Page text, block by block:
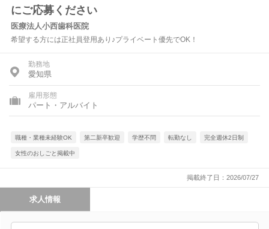
にご応募ください
医療法人小西歯科医院
希望する方には正社員登用あり♪プライベート優先でOK！
勤務地
愛知県
雇用形態
パート・アルバイト
職種・業種未経験OK 第二新卒歓迎 学歴不問 転勤なし 完全週休2日制
女性のおしごと掲載中
掲載終了日：2026/07/27
求人情報